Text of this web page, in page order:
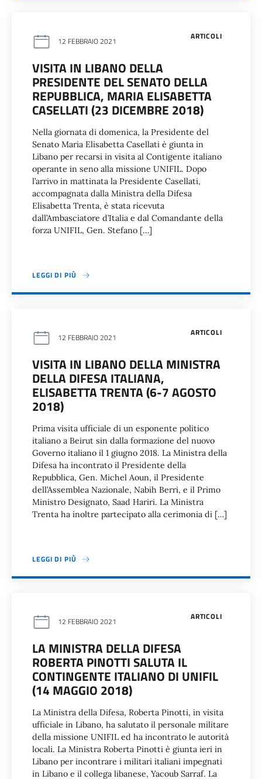
ARTICOLI
12 FEBBRAIO 2021
VISITA IN LIBANO DELLA
PRESIDENTE DEL SENATO DELLA
REPUBBLICA, MARIA ELISABETTA
CASELLATI (23 DICEMBRE 2018)
Nella giornata di domenica, la Presidente del
Senato Maria Elisabetta Casellati è giunta in
Libano per recarsi in visita al Contigente italiano
operante in seno alla missione UNIFIL. Dopo
l’arrivo in mattinata la Presidente Casellati,
accompagnata dalla Ministra della Difesa
Elisabetta Trenta, è stata ricevuta
dall’Ambasciatore d’Italia e dal Comandante della
forza UNIFIL, Gen. Stefano […]
LEGGI DI PIÙ
ARTICOLI
12 FEBBRAIO 2021
VISITA IN LIBANO DELLA MINISTRA
DELLA DIFESA ITALIANA,
ELISABETTA TRENTA (6-7 AGOSTO
2018)
Prima visita ufficiale di un esponente politico
italiano a Beirut sin dalla formazione del nuovo
Governo italiano il 1 giugno 2018. La Ministra della
Difesa ha incontrato il Presidente della
Repubblica, Gen. Michel Aoun, il Presidente
dell’Assemblea Nazionale, Nabih Berri, e il Primo
Ministro Designato, Saad Hariri. La Ministra
Trenta ha inoltre partecipato alla cerimonia di […]
LEGGI DI PIÙ
ARTICOLI
12 FEBBRAIO 2021
LA MINISTRA DELLA DIFESA
ROBERTA PINOTTI SALUTA IL
CONTINGENTE ITALIANO DI UNIFIL
(14 MAGGIO 2018)
La Ministra della Difesa, Roberta Pinotti, in visita
ufficiale in Libano, ha salutato il personale militare
della missione UNIFIL ed ha incontrato le autorità
locali. La Ministra Roberta Pinotti è giunta ieri in
Libano per incontrare i militari italiani impegnati
in Libano e il collega libanese, Yacoub Sarraf. La